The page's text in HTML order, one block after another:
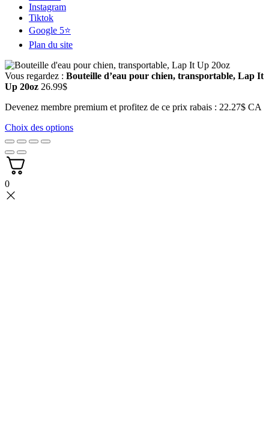
Instagram
Tiktok
Google 5⭐
Plan du site
Vous regardez : Bouteille d’eau pour chien, transportable, Lap It
Up 20oz 26.99$
Devenez membre premium et profitez de ce prix rabais : 22.27$ CA
Choix des options
0